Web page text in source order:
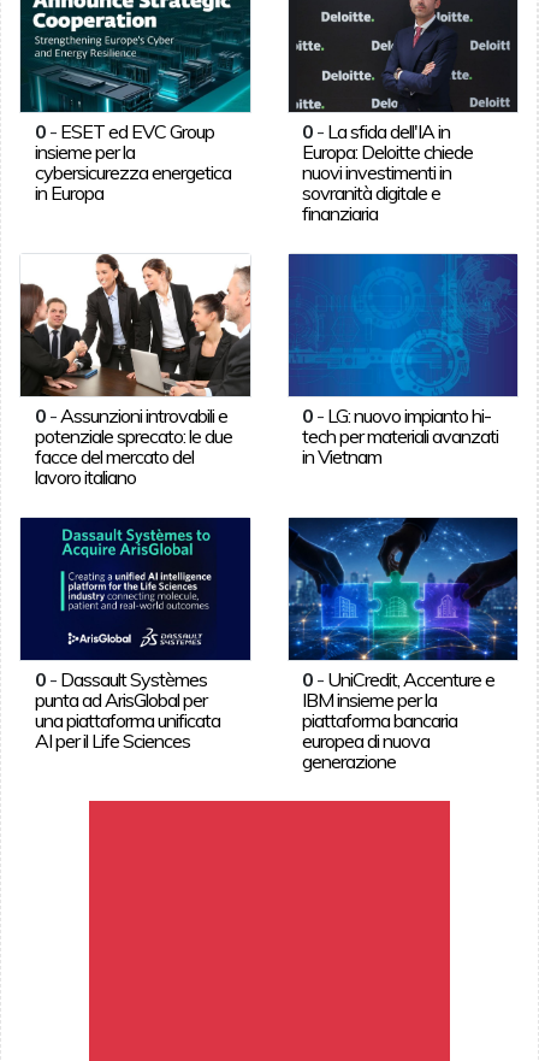
0- ESET ed EVC Group
insieme per la
cybersicurezza energetica
in Europa
0 - La sfida dell'IA in
Europa: Deloitte chiede
nuovi investimenti in
sovranità digitale e
finanziaria
0- Assunzioni introvabili e
potenziale sprecato: le due
facce del mercato del
lavoro italiano
0 - LG: nuovo impianto hi-
tech per materiali avanzati
in Vietnam
0- Dassault Systèmes
punta ad ArisGlobal per
una piattaforma unificata
AI per il Life Sciences
0 - UniCredit, Accenture e
IBM insieme per la
piattaforma bancaria
europea di nuova
generazione